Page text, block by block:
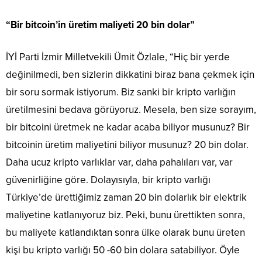
“Bir bitcoin’in üretim maliyeti 20 bin dolar”
İYİ Parti İzmir Milletvekili Ümit Özlale, “Hiç bir yerde
değinilmedi, ben sizlerin dikkatini biraz bana çekmek için
bir soru sormak istiyorum. Biz sanki bir kripto varlığın
üretilmesini bedava görüyoruz. Mesela, ben size sorayım,
bir bitcoini üretmek ne kadar acaba biliyor musunuz? Bir
bitcoinin üretim maliyetini biliyor musunuz? 20 bin dolar.
Daha ucuz kripto varlıklar var, daha pahalıları var, var
güvenirliğine göre. Dolayısıyla, bir kripto varlığı
Türkiye’de ürettiğimiz zaman 20 bin dolarlık bir elektrik
maliyetine katlanıyoruz biz. Peki, bunu ürettikten sonra,
bu maliyete katlandıktan sonra ülke olarak bunu üreten
kişi bu kripto varlığı 50 -60 bin dolara satabiliyor. Öyle